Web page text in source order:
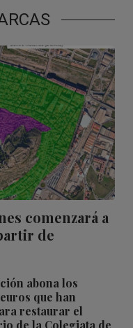
comenzará a
de
abona los
que han
restaurar el
de la Colegiata de